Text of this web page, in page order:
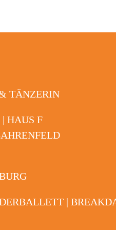
TÄNZERIN
| HAUS F
|